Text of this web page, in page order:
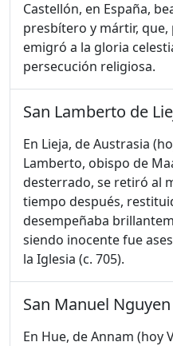
Castellón, en España,
presbítero y mártir,
emigró a la gloria
persecución religiosa.
San Lamberto de
En Lieja, de Austrasia
Lamberto, obispo de
desterrado, se retiró al
tiempo después,
desempeñaba
siendo inocente fue
la Iglesia (c. 705).
San Manuel
En Hue, de Annam (hoy